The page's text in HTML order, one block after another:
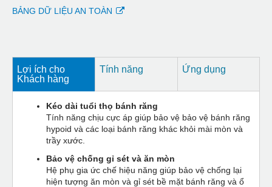
BẢNG DỮ LIỆU AN TOÀN
Lợi ích cho
Khách hàng
Tính năng Ứng dụng
Kéo dài tuổi thọ bánh răng
Tính năng chịu cực áp giúp bảo vệ bảo vệ bánh răng
hypoid và các loại bánh răng khác khỏi mài mòn và
trầy xước.
Bảo vệ chống gỉ sét và ăn mòn
Hệ phụ gia ức chế hiệu năng giúp bảo vệ chống lại
hiện tượng ăn mòn và gỉ sét bề mặt bánh răng và ổ